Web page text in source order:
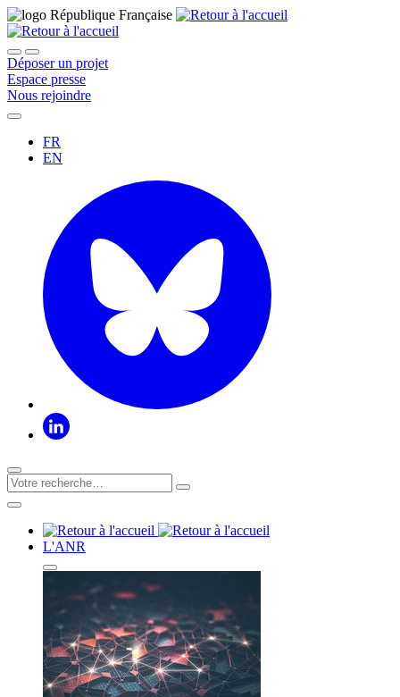
Déposer un projet
Espace presse
Nous rejoindre
FR
EN
L'ANR